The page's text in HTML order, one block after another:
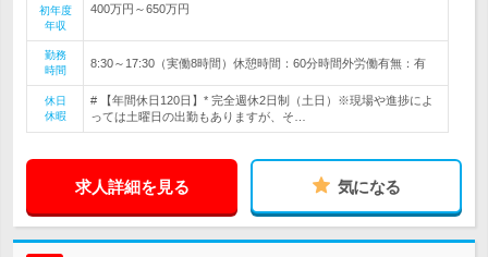
初年度
年収
400万円～650万円
勤務
時間
8:30～17:30（実働8時間）休憩時間：60分時間外労働有無：有
休日
休暇
# 【年間休日120日】* 完全週休2日制（土日）※現場や進捗によ
っては土曜日の出勤もありますが、そ…
求人詳細を見る 気になる